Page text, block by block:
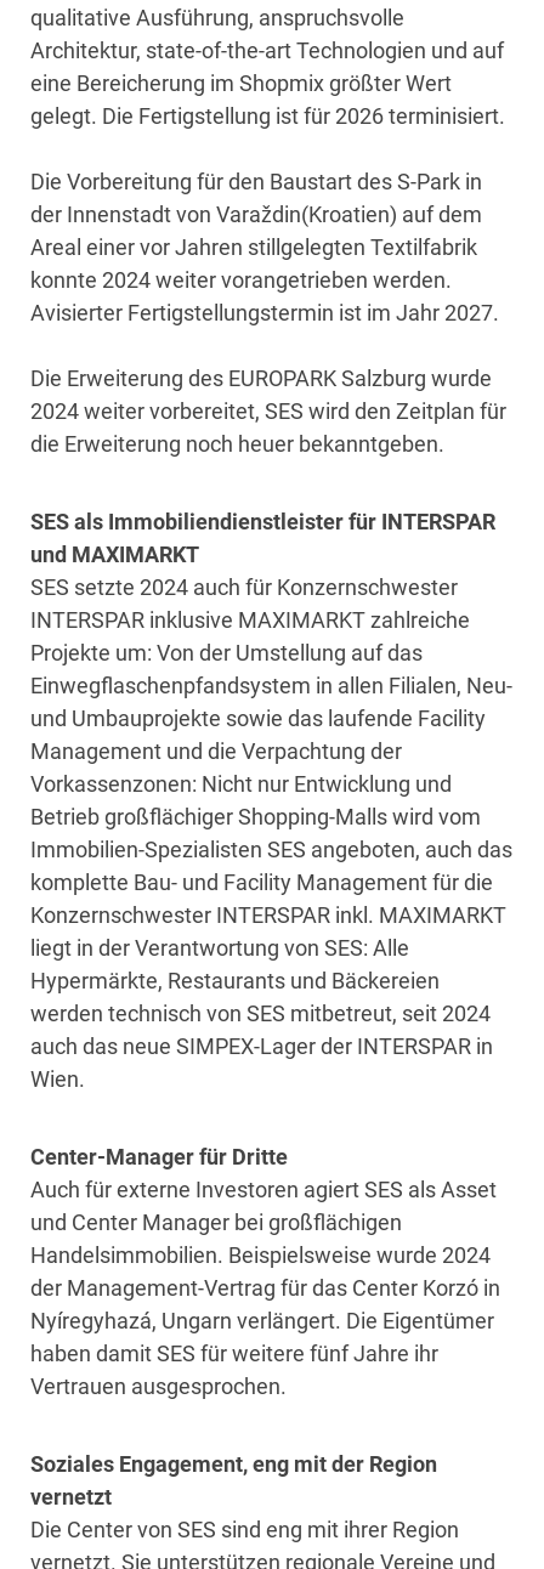
qualitative Ausführung, anspruchsvolle
Architektur, state-of-the-art Technologien und auf
eine Bereicherung im Shopmix größter Wert
gelegt. Die Fertigstellung ist für 2026 terminisiert.
Die Vorbereitung für den Baustart des S-Park in
der Innenstadt von Varaždin(Kroatien) auf dem
Areal einer vor Jahren stillgelegten Textilfabrik
konnte 2024 weiter vorangetrieben werden.
Avisierter Fertigstellungstermin ist im Jahr 2027.
Die Erweiterung des EUROPARK Salzburg wurde
2024 weiter vorbereitet, SES wird den Zeitplan für
die Erweiterung noch heuer bekanntgeben.
SES als Immobiliendienstleister für INTERSPAR
und MAXIMARKT
SES setzte 2024 auch für Konzernschwester
INTERSPAR inklusive MAXIMARKT zahlreiche
Projekte um: Von der Umstellung auf das
Einwegflaschenpfandsystem in allen Filialen, Neu-
und Umbauprojekte sowie das laufende Facility
Management und die Verpachtung der
Vorkassenzonen: Nicht nur Entwicklung und
Betrieb großflächiger Shopping-Malls wird vom
Immobilien-Spezialisten SES angeboten, auch das
komplette Bau- und Facility Management für die
Konzernschwester INTERSPAR inkl. MAXIMARKT
liegt in der Verantwortung von SES: Alle
Hypermärkte, Restaurants und Bäckereien
werden technisch von SES mitbetreut, seit 2024
auch das neue SIMPEX-Lager der INTERSPAR in
Wien.
Center-Manager für Dritte
Auch für externe Investoren agiert SES als Asset
und Center Manager bei großflächigen
Handelsimmobilien. Beispielsweise wurde 2024
der Management-Vertrag für das Center Korzó in
Nyíregyhazá, Ungarn verlängert. Die Eigentümer
haben damit SES für weitere fünf Jahre ihr
Vertrauen ausgesprochen.
Soziales Engagement, eng mit der Region
vernetzt
Die Center von SES sind eng mit ihrer Region
vernetzt. Sie unterstützen regionale Vereine und